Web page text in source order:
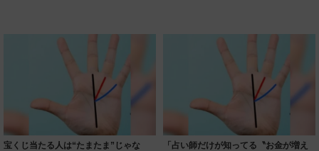
宝くじ当たる人は“たまたま”じゃな
「占い師だけが知ってる〝お金が増え